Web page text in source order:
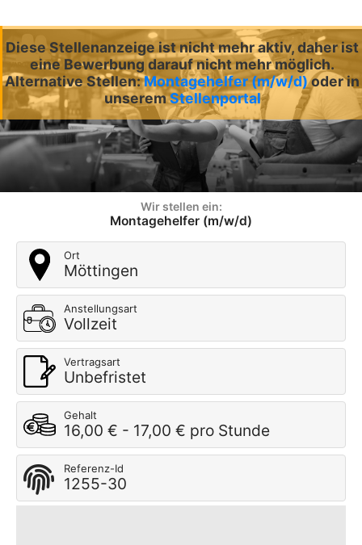
Diese Stellenanzeige ist nicht mehr aktiv, daher ist
eine Bewerbung darauf nicht mehr möglich.
Alternative Stellen:Montagehelfer (m/w/d)oder in
unseremStellenportal
Wir stellen ein:
Montagehelfer (m/w/d)
Ort
Möttingen
Anstellungsart
Vollzeit
Vertragsart
Unbefristet
Gehalt
16,00 € - 17,00 € pro Stunde
Referenz-Id
1255-30